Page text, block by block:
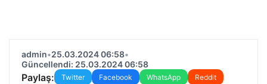
admin•25.03.2024 06:58•
Güncellendi: 25.03.2024 06:58
Paylaş: Twitter Facebook WhatsApp
Reddit